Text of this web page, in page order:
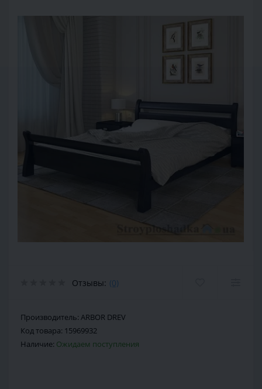
Отзывы: (0)
Производитель: ARBOR DREV
Код товара: 15969932
Наличие: Ожидаем поступления